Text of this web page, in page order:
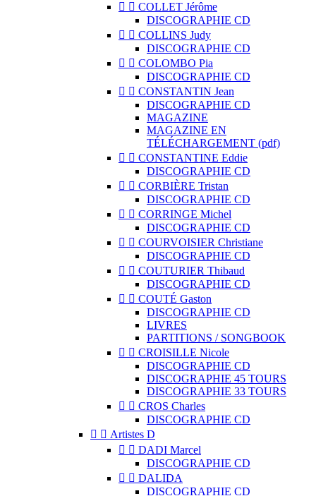
  COLLET Jérôme
DISCOGRAPHIE CD
  COLLINS Judy
DISCOGRAPHIE CD
  COLOMBO Pia
DISCOGRAPHIE CD
  CONSTANTIN Jean
DISCOGRAPHIE CD
MAGAZINE
MAGAZINE EN
TÉLÉCHARGEMENT (pdf)
  CONSTANTINE Eddie
DISCOGRAPHIE CD
  CORBIÈRE Tristan
DISCOGRAPHIE CD
  CORRINGE Michel
DISCOGRAPHIE CD
  COURVOISIER Christiane
DISCOGRAPHIE CD
  COUTURIER Thibaud
DISCOGRAPHIE CD
  COUTÉ Gaston
DISCOGRAPHIE CD
LIVRES
PARTITIONS / SONGBOOK
  CROISILLE Nicole
DISCOGRAPHIE CD
DISCOGRAPHIE 45 TOURS
DISCOGRAPHIE 33 TOURS
  CROS Charles
DISCOGRAPHIE CD
  Artistes D
  DADI Marcel
DISCOGRAPHIE CD
  DALIDA
DISCOGRAPHIE CD